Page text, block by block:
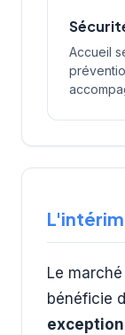
Accueil
L'intérim
Le
bénéficie